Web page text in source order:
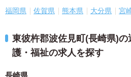
福岡県 佐賀県 熊本県 大分県 宮
東彼杵郡波佐見町(長崎県)
護・福祉の求人を探す